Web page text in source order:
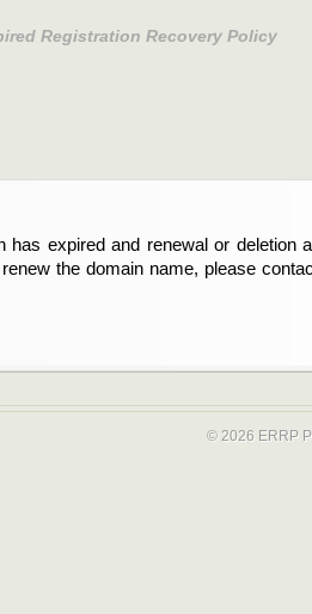
Registration Recovery Policy
has expired and renewal or deletion
the domain name, please
abgelaufen und die Verlängerung
der Registrant sind und die
Sie bitte Ihren Service-Provider.
© 2026 ERRP